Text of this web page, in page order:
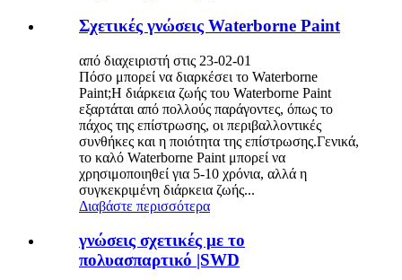
Σχετικές γνώσεις Waterborne Paint
από διαχειριστή στις 23-02-01
Πόσο μπορεί να διαρκέσει το Waterborne
Paint;Η διάρκεια ζωής του Waterborne Paint
εξαρτάται από πολλούς παράγοντες, όπως το
πάχος της επίστρωσης, οι περιβαλλοντικές
συνθήκες και η ποιότητα της επίστρωσης.Γενικά,
το καλό Waterborne Paint μπορεί να
χρησιμοποιηθεί για 5-10 χρόνια, αλλά η
συγκεκριμένη διάρκεια ζωής...
Διαβάστε περισσότερα
γνώσεις σχετικές με το
πολυασπαρτικό |SWD